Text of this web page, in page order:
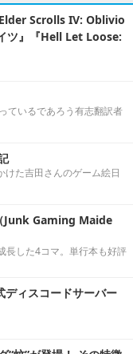
Scrolls IV: Oblivio
ツ』『Hell Let Loose:
ているであろう有志翻訳者
けた吉田さんのゲーム絵日
Junk Gaming Maide
長した4コマ。単行本も好評
ィスコードサーバー